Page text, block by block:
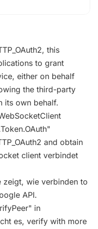
this
to grant
either on behalf
the third-party
its own behalf.
and obtain
client verbindet
zeigt, wie verbinden to
API.
in
es, verify with more